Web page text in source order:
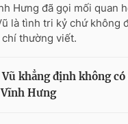
Hưng đã gọi mối quan
là tình tri kỷ chứ không
thường viết.
khẳng định không có
Hưng